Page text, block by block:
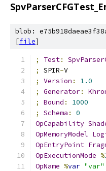
blob:
[file]
; Test:
;
SPIR-V
;
Version :
1.0
;
Generator:
;
Bound :
1000
;
Schema :
0
OpCapability
OpMemoryModel
OpEntryPoint
OpExecutionMode %
OpName %var "var"